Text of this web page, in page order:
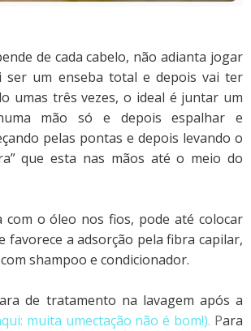
de cada cabelo, não adianta jogar
ser um enseba total e depois vai ter
umas três vezes, o ideal é juntar um
mão só e depois espalhar e
pelas pontas e depois levando o
que esta nas mãos até o meio do
com o óleo nos fios, pode até colocar
favorece a adsorção pela fibra capilar,
shampoo e condicionador.
de tratamento na lavagem após a
muita umectação não é bom!). Para